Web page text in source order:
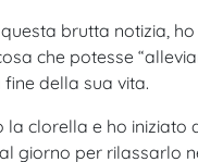
brutta notizia,
che potesse
della sua vita.
la clorella e ho iniziato
giorno per rilassarlo